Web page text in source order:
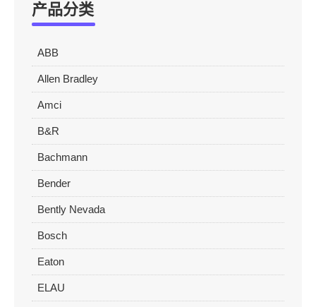
产品分类
ABB
Allen Bradley
Amci
B&R
Bachmann
Bender
Bently Nevada
Bosch
Eaton
ELAU